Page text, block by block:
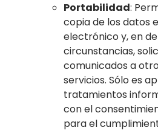
Portabilidad:
copia de los datos
electrónico y, en
circunstancias,
comunicados a
servicios. Sólo es
tratamientos
con el
para el